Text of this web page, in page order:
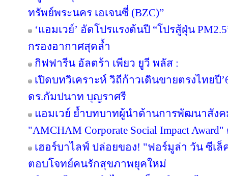
ทรัพย์พระนคร เอเจนซี่ (BZC)”
‘แอมเวย์’ อัดโปรแรงต้นปี “โปรสู้ฝุ่น
กรองอากาศสุดล้ำ
กิฟฟารีน อัลตร้า เพียว ยูวี พลัส :
เปิดบทวิเคราะห์ วิถีก้าวเดินขายตรงไทยปี
ดร.กัมปนาท บุญราศรี
แอมเวย์ ย้ำบทบาทผู้นำด้านการพัฒนาสังค
"AMCHAM Corporate Social Impact
เฮอร์บาไลฟ์ ปล่อยของ! "ฟอร์มูล่า วัน ซีเ
ตอบโจทย์คนรักสุขภาพยุคใหม่